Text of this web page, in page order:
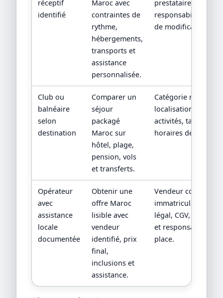
réceptif
identifié
Maroc avec
contraintes de
rythme,
hébergements,
transports et
assistance
personnalisée.
prestataires locaux
responsabilités en
de modification.
Club ou
balnéaire
selon
destination
Comparer un
séjour
packagé
Maroc sur
hôtel, plage,
pension, vols
et transferts.
Catégorie réelle,
localisation,
activités, taxes et
horaires de vols.
Opérateur
avec
assistance
locale
documentée
Obtenir une
offre Maroc
lisible avec
vendeur
identifié, prix
final,
inclusions et
assistance.
Vendeur
immatriculation/
légal, CGV,
et responsabilité
place.